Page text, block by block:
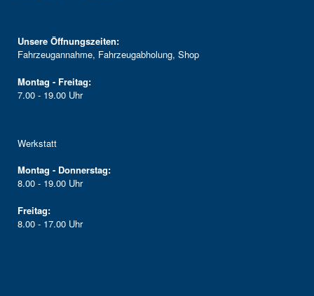
Unsere Öffnungszeiten:
Fahrzeugannahme, Fahrzeugabholung, Shop
Montag - Freitag:
7.00 - 19.00 Uhr
Werkstatt
Montag - Donnerstag:
8.00 - 19.00 Uhr
Freitag:
8.00 - 17.00 Uhr